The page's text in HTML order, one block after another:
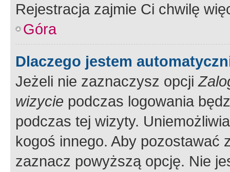
Rejestracja zajmie Ci chwilę
Góra
Dlaczego jestem
Jeżeli nie zaznaczysz opcji
wizycie podczas logowania
podczas tej wizyty.
kogoś innego. Aby pozostawać
zaznacz powyższą opcję. Nie